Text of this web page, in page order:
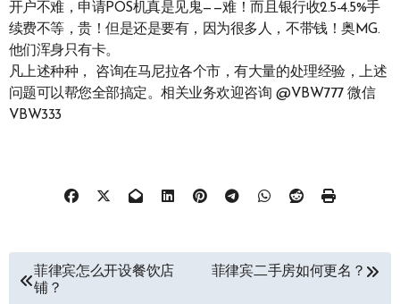
开户不难，申请POS机真是见鬼——难！而且银行收2.5-4.5%手
续费不等，贵！但是还是要有，因为很多人，不带钱！奥MG.
他们浑身只有卡。
凡上述种种， 咨询在马尼拉各个市，有大量的处理经验，上述
问题可以帮您全部搞定。相关业务欢迎咨询 @VBW777 微信
VBW333
菲律宾怎么开设餐饮店
铺？
菲律宾二手房如何更名？